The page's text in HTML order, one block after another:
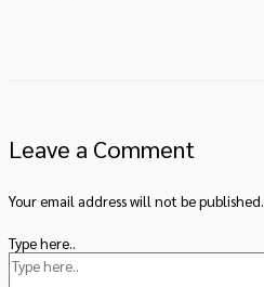
Leave a Comment
Your email address will not be published.
Type here..